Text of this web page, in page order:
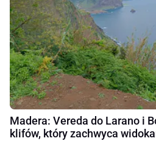
Madera: Vereda do Larano i
klifów, który zachwyca